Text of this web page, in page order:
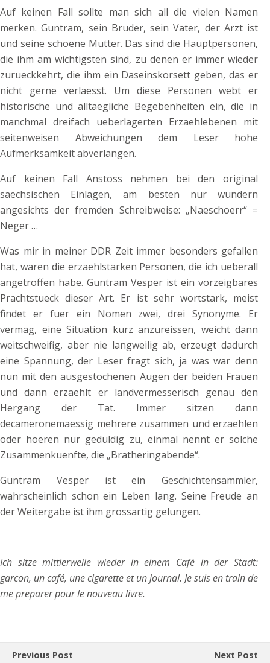
Auf keinen Fall sollte man sich all die vielen Namen
merken. Guntram, sein Bruder, sein Vater, der Arzt ist
und seine schoene Mutter. Das sind die Hauptpersonen,
die ihm am wichtigsten sind, zu denen er immer wieder
zurueckkehrt, die ihm ein Daseinskorsett geben, das er
nicht gerne verlaesst. Um diese Personen webt er
historische und alltaegliche Begebenheiten ein, die in
manchmal dreifach ueberlagerten Erzaehlebenen mit
seitenweisen Abweichungen dem Leser hohe
Aufmerksamkeit abverlangen.
Auf keinen Fall Anstoss nehmen bei den original
saechsischen Einlagen, am besten nur wundern
angesichts der fremden Schreibweise: „Naeschoerr“ =
Neger …
Was mir in meiner DDR Zeit immer besonders gefallen
hat, waren die erzaehlstarken Personen, die ich ueberall
angetroffen habe. Guntram Vesper ist ein vorzeigbares
Prachtstueck dieser Art. Er ist sehr wortstark, meist
findet er fuer ein Nomen zwei, drei Synonyme. Er
vermag, eine Situation kurz anzureissen, weicht dann
weitschweifig, aber nie langweilig ab, erzeugt dadurch
eine Spannung, der Leser fragt sich, ja was war denn
nun mit den ausgestochenen Augen der beiden Frauen
und dann erzaehlt er landvermesserisch genau den
Hergang der Tat. Immer sitzen dann
decameronemaessig mehrere zusammen und erzaehlen
oder hoeren nur geduldig zu, einmal nennt er solche
Zusammenkuenfte, die „Bratheringabende“.
Guntram Vesper ist ein Geschichtensammler,
wahrscheinlich schon ein Leben lang. Seine Freude an
der Weitergabe ist ihm grossartig gelungen.
Ich sitze mittlerweile wieder in einem Café in der Stadt:
garcon, un café, une cigarette et un journal. Je suis en train de
me preparer pour le nouveau livre.
Previous Post Next Post